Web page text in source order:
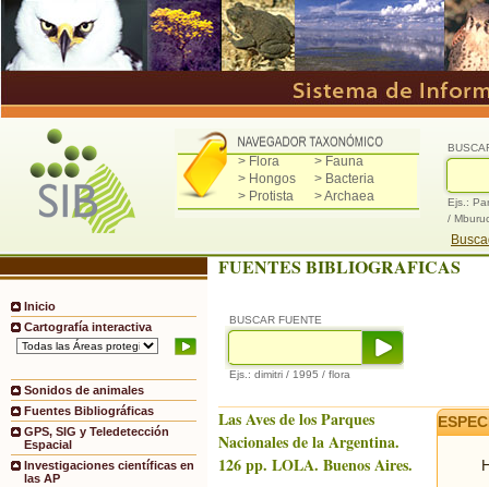
> Flora
> Fauna
> Hongos
> Bacteria
> Protista
> Archaea
Ejs.:
/
Inicio
Cartografía interactiva
Sonidos de animales
Fuentes Bibliográficas
GPS, SIG y Teledetección
Espacial
Investigaciones científicas en
las AP
FUENTES BIBLIOGRAFICAS
BUSCAR FUENTE
Ejs.: dimitri / 1995 / flora
Las Aves de los Parques
Nacionales de la Argentina.
126 pp. LOLA. Buenos Aires.